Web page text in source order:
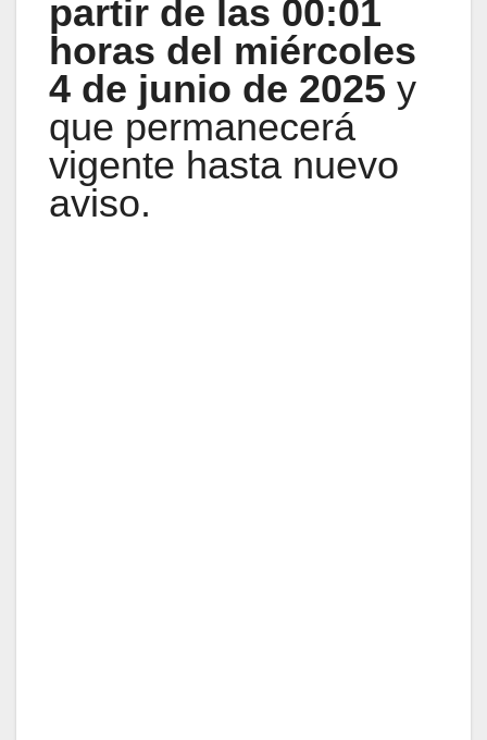
partir de las 00:01
horas del miércoles
4 de junio de 2025 y
que permanecerá
vigente hasta nuevo
aviso.